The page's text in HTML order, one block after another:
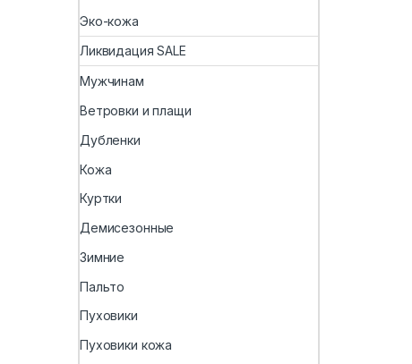
Эко-кожа
Ликвидация SALE
Мужчинам
Ветровки и плащи
Дубленки
Кожа
Куртки
Демисезонные
Зимние
Пальто
Пуховики
Пуховики кожа